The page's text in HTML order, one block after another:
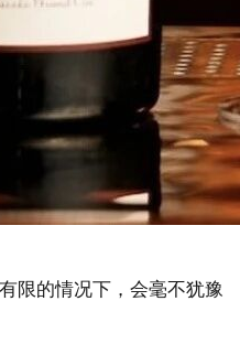
限的情况下，会毫不犹豫